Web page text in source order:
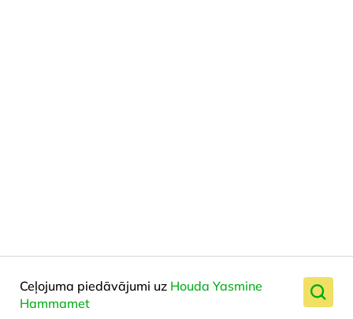
Ceļojuma piedāvājumi uz Houda Yasmine
Hammamet